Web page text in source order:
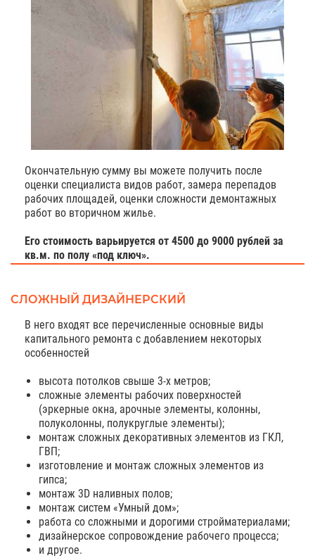
Окончательную сумму вы можете получить после
оценки специалиста видов работ, замера перепадов
рабочих площадей, оценки сложности демонтажных
работ во вторичном жилье.
Его стоимость варьируется от 4500 до 9000 рублей за
кв.м. по полу «под ключ».
СЛОЖНЫЙ ДИЗАЙНЕРСКИЙ
В него входят все перечисленные основные виды
капитального ремонта с добавлением некоторых
особенностей
высота потолков свыше 3-х метров;
сложные элементы рабочих поверхностей
(эркерные окна, арочные элементы, колонны,
полуколонны, полукруглые элементы);
монтаж сложных декоративных элементов из ГКЛ,
ГВП;
изготовление и монтаж сложных элементов из
гипса;
монтаж 3D наливных полов;
монтаж систем «Умный дом»;
работа со сложными и дорогими стройматериалами;
дизайнерское сопровождение рабочего процесса;
и другое.